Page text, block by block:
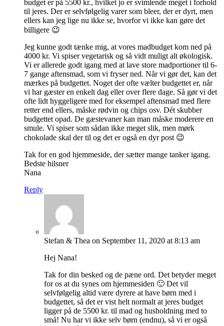
budget er på 5500 kr., hvilket jo er svimlende meget i forhold
til jeres. Der er selvfølgelig varer som bleer, der er dyrt, men
ellers kan jeg lige nu ikke se, hvorfor vi ikke kan gøre det
billigere 😉
Jeg kunne godt tænke mig, at vores madbudget kom ned på
4000 kr. Vi spiser vegetarisk og så vidt muligt alt økologisk.
Vi er allerede godt igang med at lave store madportioner til 6-
7 gange aftensmad, som vi fryser ned. Når vi gør det, kan det
mærkes på budgettet. Noget der ofte vælter budgettet er, når
vi har gæster en enkelt dag eller over flere dage. Så gør vi det
ofte lidt hyggeligere med for eksempel aftensmad med flere
retter end ellers, måske rødvin og chips osv. Dét skubber
budgettet opad. De gæstevaner kan man måske moderere en
smule. Vi spiser som sådan ikke meget slik, men mørk
chokolade skal der til og det er også en dyr post 😉
Tak for en god hjemmeside, der sætter mange tanker igang.
Bedste hilsner
Nana
Reply
Stefan & Thea on September 11, 2020 at 8:13 am
Hej Nana!
Tak for din besked og de pæne ord. Det betyder meget
for os at du synes om hjemmesiden 🙂 Det vil
selvfølgelig altid være dyrere at have børn med i
budgettet, så det er vist helt normalt at jeres budget
ligger på de 5500 kr. til mad og husholdning med to
små! Nu har vi ikke selv børn (endnu), så vi er også